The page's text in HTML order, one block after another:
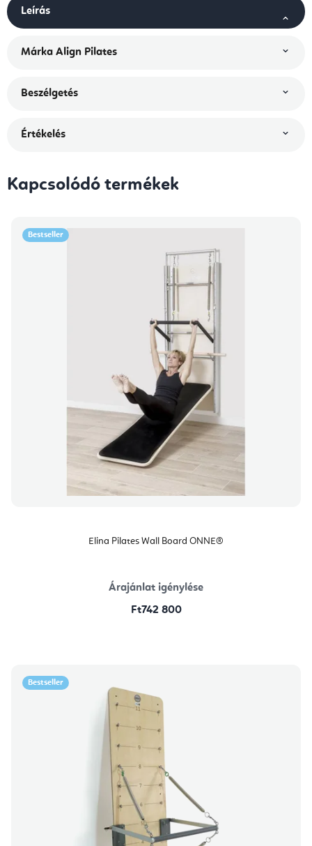
Leírás
Márka Align Pilates
Beszélgetés
Értékelés
Kapcsolódó termékek
Bestseller
Elina Pilates Wall Board ONNE®
Árajánlat igénylése
Ft742 800
Bestseller